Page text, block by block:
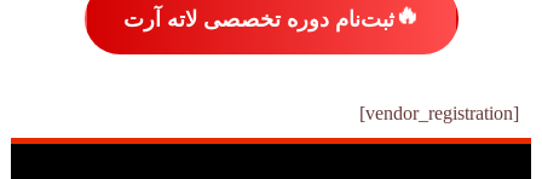
🔥ثبت‌نام دوره تخصصی لاته آرت
[vendor_registration]